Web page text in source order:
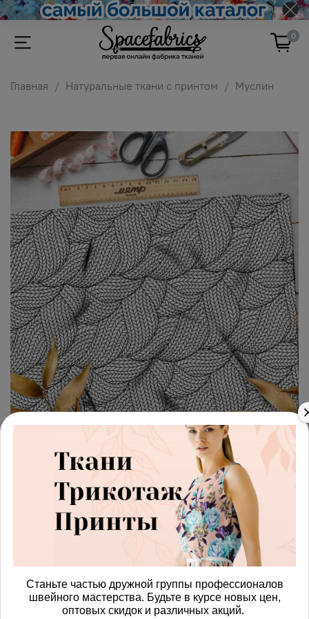
0
Главная Натуральные ткани с принтом Муслин
арт.428786_muslin
Ткань муслин переплетения
нитей
Получить доступ к оптовым ценам
В корзину
Станьте частью дружной группы профессионалов
швейного мастерства. Будьте в курсе новых цен,
оптовых скидок и различных акций.